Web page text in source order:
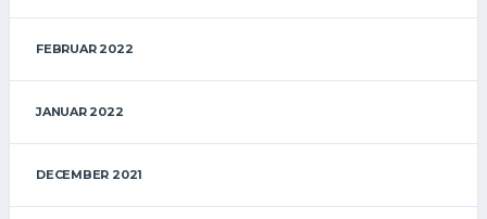
FEBRUAR 2022
JANUAR 2022
DECEMBER 2021